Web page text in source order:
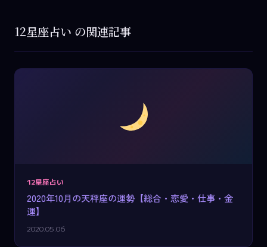
12星座占い の関連記事
12星座占い
2020年10月の天秤座の運勢【総合・恋愛・仕事・金
運】
2020.05.06